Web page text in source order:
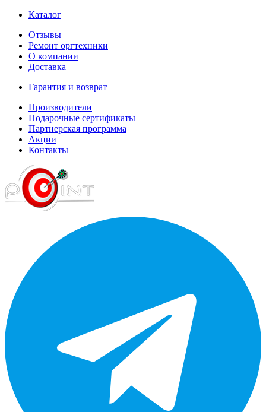
Каталог
Отзывы
Ремонт оргтехники
О компании
Доставка
Гарантия и возврат
Производители
Подарочные сертификаты
Партнерская программа
Акции
Контакты